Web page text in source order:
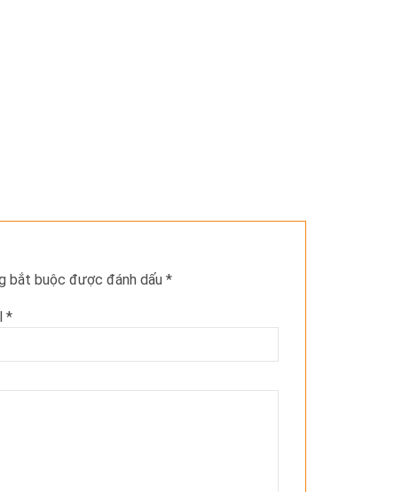
bắt buộc được đánh dấu *
*